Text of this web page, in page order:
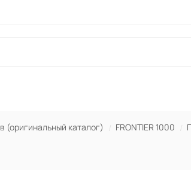
(оригинальный каталог) FRONTIER 1000